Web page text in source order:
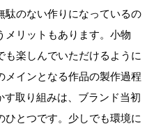
駄のない作りになっているの
メリットもあります。小物
も楽しんでいただけるように
メインとなる作品の製作過程
す取り組みは、ブランド当初
ひとつです。少しでも環境に